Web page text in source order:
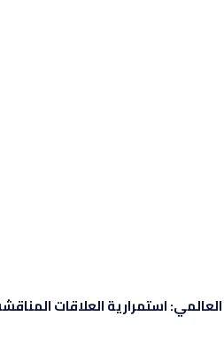
استمرارية العلاقات